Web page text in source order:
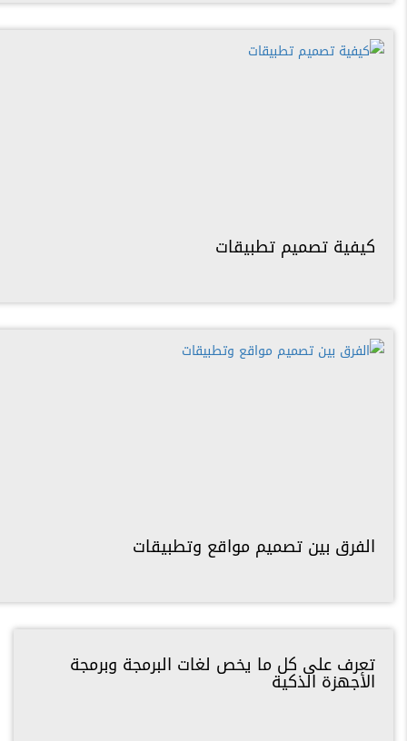
كيفية تصميم تطبيقات
الفرق بين تصميم مواقع وتطبيقات
تعرف على كل ما يخص لغات البرمجة وبرمجة
الأجهزة الذكية